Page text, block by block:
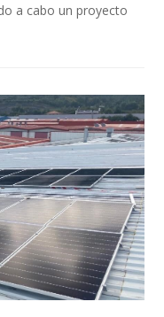
a cabo un proyecto